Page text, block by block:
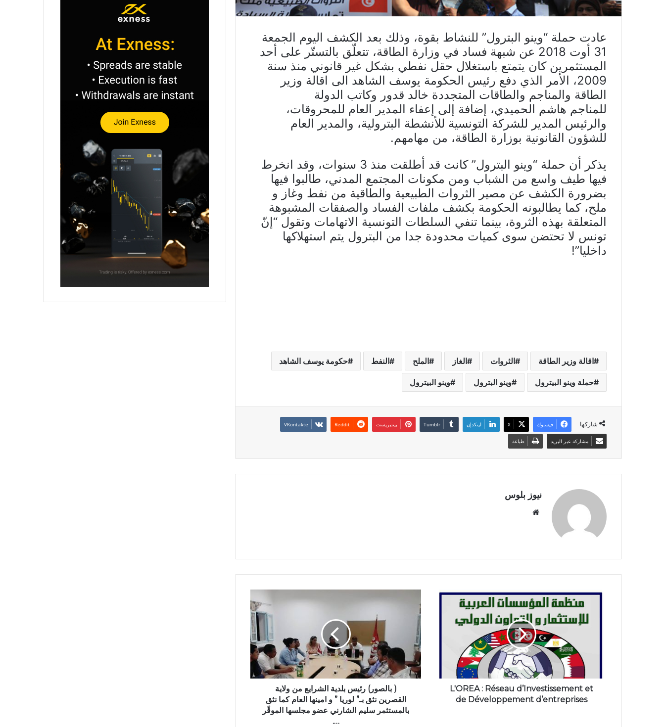
عادت حملة “وينو البترول” للنشاط بقوة، وذلك بعد الكشف اليوم الجمعة
31 أوت 2018 عن شبهة فساد في وزارة الطاقة، تتعلّق بالتستّر على أحد
المستثمرين كان يتمتع باستغلال حقل نفطي بشكل غير قانوني منذ سنة
2009، الأمر الذي دفع رئيس الحكومة يوسف الشاهد الى اقالة وزير
الطاقة والمناجم والطاقات المتجددة خالد قدور وكاتب الدولة
للمناجم هاشم الحميدي، إضافة إلى إعفاء المدير العام للمحروقات،
والرئيس المدير للشركة التونسية للأنشطة البترولية، والمدير العام
للشؤون القانونية بوزارة الطاقة، من مهامهم.
يذكر أن حملة “وينو البترول” كانت قد أطلقت منذ 3 سنوات، وقد انخرط
فيها طيف واسع من الشباب ومن مكونات المجتمع المدني، طالبوا فيها
بضرورة الكشف عن مصير الثروات الطبيعية والطاقية من نفط وغاز و
ملح، كما يطالبونه الحكومة بكشف ملفات الفساد والصفقات المشبوهة
المتعلقة بهذه الثروة، بينما تنفي السلطات التونسية الاتهامات وتقول “إنّ
تونس لا تحتضن سوى كميات محدودة جدا من البترول يتم استهلاكها
داخليا”!
اقالة وزير الطاقة الثروات الغاز الملح النفط حكومة يوسف الشاهد
حملة وينو البيترول وينو البترول وينو البيترول
شاركها فيسبوك X لينكدإن بينتيريست
مشاركة عبر البريد طباعة
نيوز بلوس
L'OREA : Réseau d’Investissement et
de Développement d’entreprises
( بالصور) رئيس بلدية الشرايع من ولاية
القصرين نثق بـ” لوريا ” و امينها العام كما نثق
بالمستثمر سليم الشارني عضو مجلسها الموقّر
….